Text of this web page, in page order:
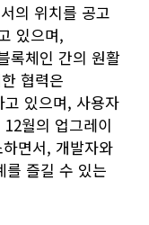
의 위치를 공고
있으며,
록체인 간의 원활
협력은
있으며, 사용자
월의 업그레이
면서, 개발자와
를 즐길 수 있는